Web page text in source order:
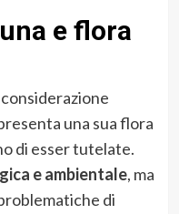
e flora
una sua flora
di esser tutelate.
e ambientale, ma
di